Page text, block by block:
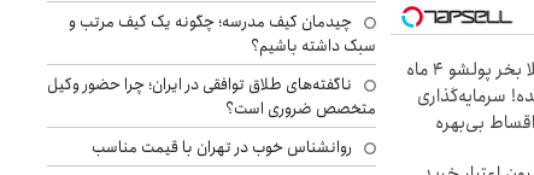
الان طلا بخر پولشو 4 ماه
سرمایه‌گذاری
بی‌بهره
چیدمان کیف مدرسه؛ چگونه یک کیف مرتب و
سبک داشته باشیم؟
ناگفته‌های طلاق توافقی در ایران؛ چرا حضور وکیل
متخصص ضروری است؟
روانشناس خوب در تهران با قیمت مناسب